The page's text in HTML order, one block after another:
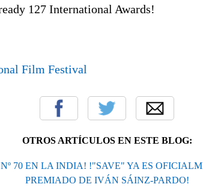
127 International Awards!
Film Festival
OTROS ARTÍCULOS EN ESTE BLOG:
70 EN LA INDIA! !"SAVE" YA ES
PREMIADO DE IVÁN SÁINZ-PARDO!